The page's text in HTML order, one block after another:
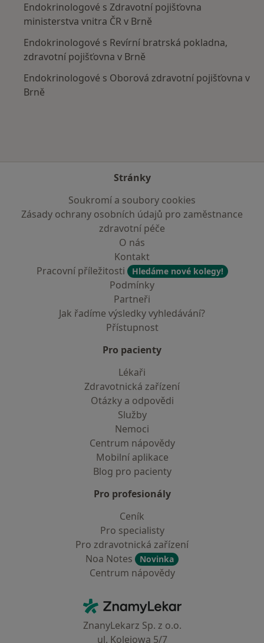
Endokrinologové s Zdravotní pojišťovna
ministerstva vnitra ČR v Brně
Endokrinologové s Revírní bratrská pokladna,
zdravotní pojišťovna v Brně
Endokrinologové s Oborová zdravotní pojišťovna v
Brně
Stránky
Soukromí a soubory cookies
Zásady ochrany osobních údajů pro zaměstnance
zdravotní péče
O nás
Kontakt
Pracovní příležitosti
Hledáme nové kolegy!
Podmínky
Partneři
Jak řadíme výsledky vyhledávání?
Přístupnost
Pro pacienty
Lékaři
Zdravotnická zařízení
Otázky a odpovědi
Služby
Nemoci
Centrum nápovědy
Mobilní aplikace
Blog pro pacienty
Pro profesionály
Ceník
Pro specialisty
Pro zdravotnická zařízení
Noa Notes
Novinka
Centrum nápovědy
ZnamyLekar - Hlavní stránka
ZnanyLekarz Sp. z o.o.
ul. Kolejowa 5/7